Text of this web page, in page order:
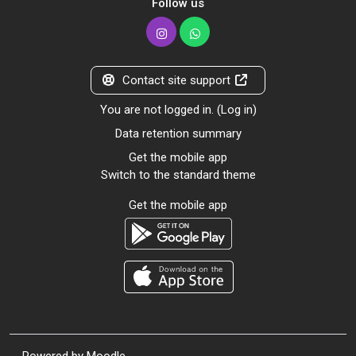
Follow us
Contact site support
You are not logged in. (Log in)
Data retention summary
Get the mobile app
Switch to the standard theme
Get the mobile app